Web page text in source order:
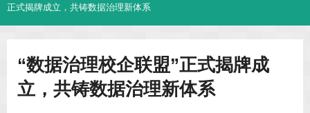
正式揭牌成立，共铸数据治理新体系
“数据治理校企联盟”正式揭牌成
立，共铸数据治理新体系